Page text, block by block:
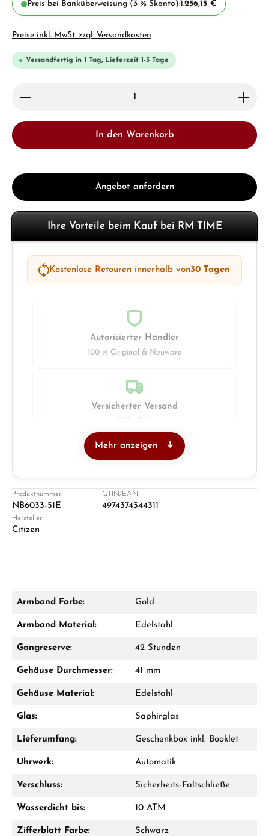
Preis bei Banküberweisung (3 % Skonto):1.256,15 €
Preise inkl. MwSt. zzgl. Versandkosten
Versandfertig in 1 Tag, Lieferzeit 1-3 Tage
Produkt Anzahl: Gib den gewünschten Wert ein
In den Warenkorb
Angebot anfordern
Ihre Vorteile beim Kauf bei RM TIME
Kostenlose Retouren innerhalb von30 Tagen
Autorisierter Händler
100 % Original & Neuware
Versicherter Versand
Ladengeschäft in Solingen
Damon Reiners
WhatsApp Chat
Geschenk im Warenkorb.
GESCHENKE ANSEHEN
Mehr anzeigen
Produktnummer:
NB6033-51E
GTIN/EAN:
4974374344311
Hersteller:
Citizen
Armband Farbe: Gold
Armband Material: Edelstahl
Gangreserve: 42 Stunden
Gehäuse Durchmesser: 41 mm
Gehäuse Material: Edelstahl
Glas: Saphirglas
Lieferumfang: Geschenkbox inkl. Booklet
Uhrwerk: Automatik
Verschluss: Sicherheits-Faltschließe
Wasserdicht bis: 10 ATM
Zifferblatt Farbe: Schwarz